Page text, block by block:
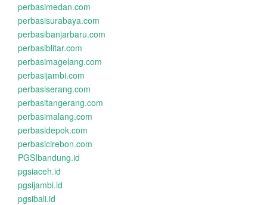
perbasimedan.com
perbasisurabaya.com
perbasibanjarbaru.com
perbasiblitar.com
perbasimagelang.com
perbasijambi.com
perbasiserang.com
perbasitangerang.com
perbasimalang.com
perbasidepok.com
perbasicirebon.com
PGSIbandung.id
pgsiaceh.id
pgsijambi.id
pgsibali.id